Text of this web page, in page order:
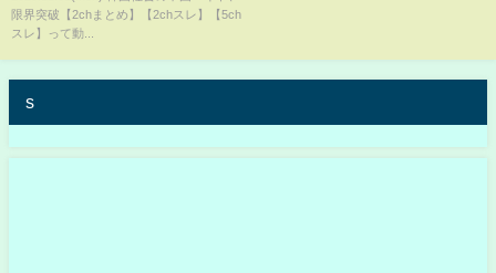
限界突破【2chまとめ】【2chスレ】【5ch
スレ】って動...
s